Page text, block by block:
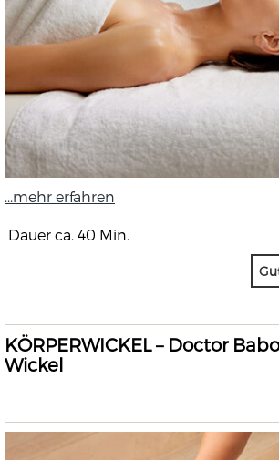
...mehr erfahren
Dauer ca. 40 Min.
KÖRPERWICKEL – Doctor
Wickel